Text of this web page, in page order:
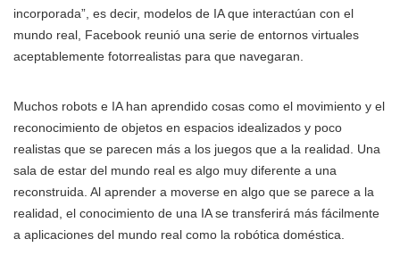
incorporada”, es decir, modelos de IA que interactúan con el
mundo real, Facebook reunió una serie de entornos virtuales
aceptablemente fotorrealistas para que navegaran.
Muchos robots e IA han aprendido cosas como el movimiento y el
reconocimiento de objetos en espacios idealizados y poco
realistas que se parecen más a los juegos que a la realidad. Una
sala de estar del mundo real es algo muy diferente a una
reconstruida. Al aprender a moverse en algo que se parece a la
realidad, el conocimiento de una IA se transferirá más fácilmente
a aplicaciones del mundo real como la robótica doméstica.